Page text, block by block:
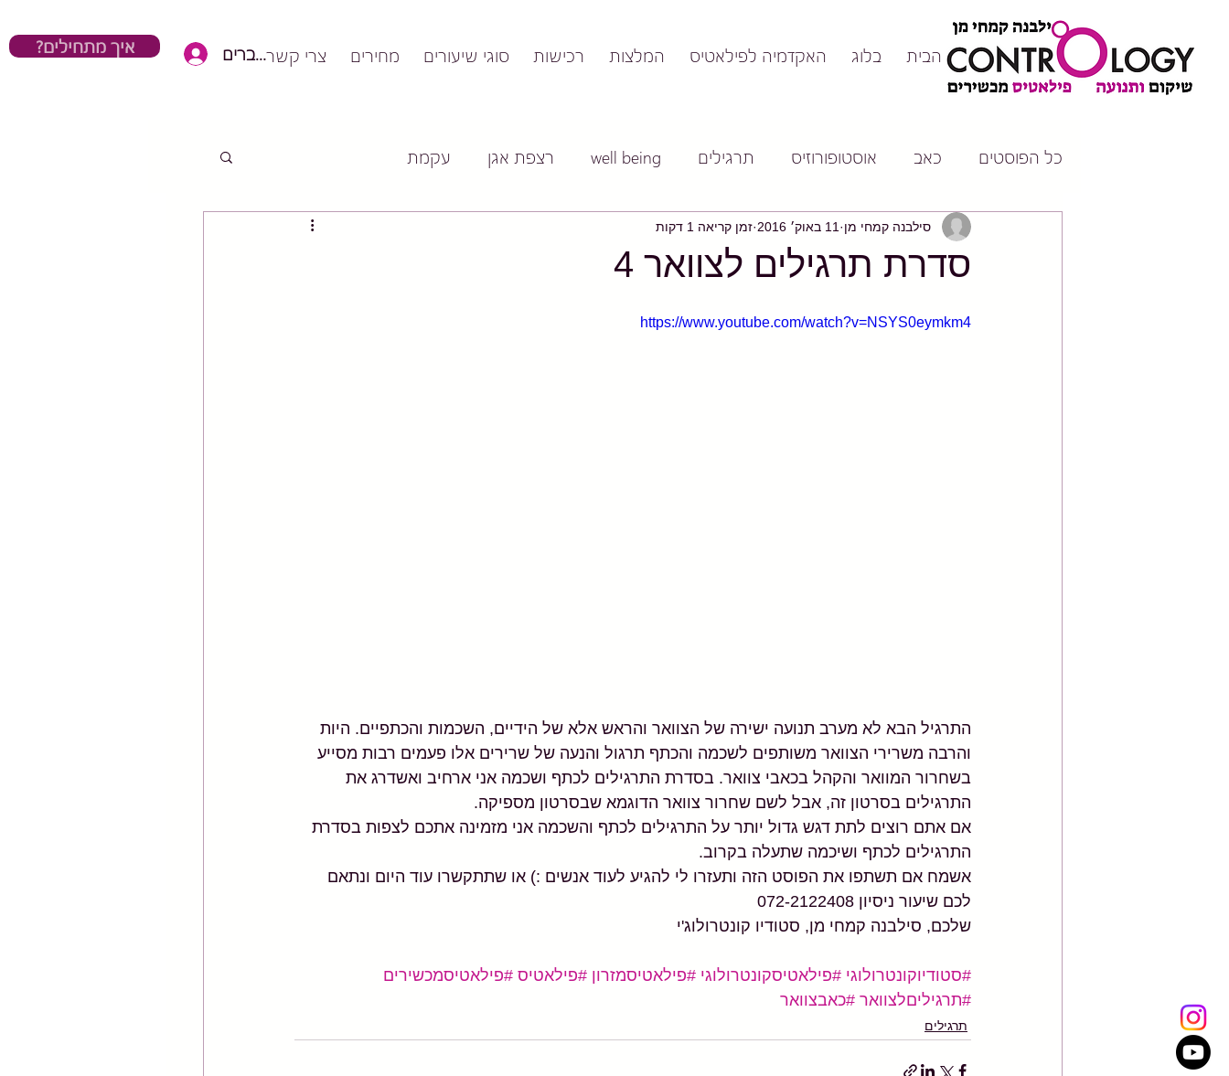
?איך מתחילים כניסת חברים דף הבית בלוג האקדמיה לפילאטיס המלצות רכישות סוגי שיעורים מחירים צרי קשר
כל הפוסטים כאב אוסטופורוזיס תרגילים well being רצפת אגן עקמת
סדרת תרגילים לצוואר 4
סילבנה קמחי מן 11 באוק׳ 2016 זמן קריאה 1 דקות
https://www.youtube.com/watch?v=NSYS0eymkm4
התרגיל הבא לא מערב תנועה ישירה של הצוואר והראש אלא של הידיים, השכמות והכתפיים. היות
והרבה משרירי הצוואר משותפים לשכמה והכתף תרגול והנעה של שרירים אלו פעמים רבות מסייע
בשחרור המוואר והקהל בכאבי צוואר. בסדרת התרגילים לכתף ושכמה אני ארחיב ואשדרג את
התרגילים בסרטון זה, אבל לשם שחרור צוואר הדוגמא שבסרטון מספיקה.
אם אתם רוצים לתת דגש גדול יותר על התרגילים לכתף והשכמה אני מזמינה אתכם לצפות בסדרת
התרגילים לכתף ושיכמה שתעלה בקרוב.
אשמח אם תשתפו את הפוסט הזה ותעזרו לי להגיע לעוד אנשים :) או שתתקשרו עוד היום ונתאם
לכם שיעור ניסיון 072-2122408
שלכם, סילבנה קמחי מן, סטודיו קונטרולוג'י
#סטודיוקונטרולוגי #פילאטיסקונטרולוגי #פילאטיסמזרון #פילאטיס #פילאטיסמכשירים
#תרגיליםלצוואר #כאבצוואר
תרגילים